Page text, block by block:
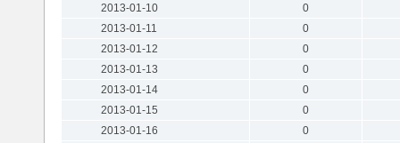
2013-01-10
0
2013-01-11
0
2013-01-12
0
2013-01-13
0
2013-01-14
0
2013-01-15
0
2013-01-16
0